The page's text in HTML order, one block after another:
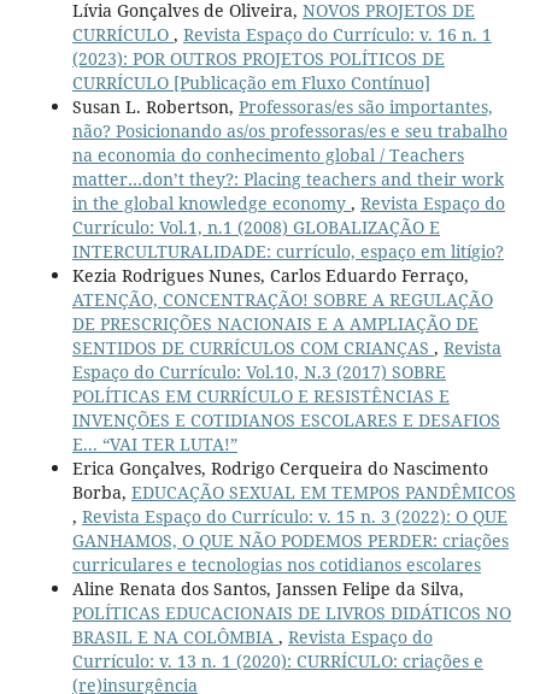
Lívia Gonçalves de Oliveira, NOVOS PROJETOS DE
CURRÍCULO , Revista Espaço do Currículo: v. 16 n. 1
(2023): POR OUTROS PROJETOS POLÍTICOS DE
CURRÍCULO [Publicação em Fluxo Contínuo]
Susan L. Robertson, Professoras/es são importantes,
não? Posicionando as/os professoras/es e seu trabalho
na economia do conhecimento global / Teachers
matter…don’t they?: Placing teachers and their work
in the global knowledge economy , Revista Espaço do
Currículo: Vol.1, n.1 (2008) GLOBALIZAÇÃO E
INTERCULTURALIDADE: currículo, espaço em litígio?
Kezia Rodrigues Nunes, Carlos Eduardo Ferraço,
ATENÇÃO, CONCENTRAÇÃO! SOBRE A REGULAÇÃO
DE PRESCRIÇÕES NACIONAIS E A AMPLIAÇÃO DE
SENTIDOS DE CURRÍCULOS COM CRIANÇAS , Revista
Espaço do Currículo: Vol.10, N.3 (2017) SOBRE
POLÍTICAS EM CURRÍCULO E RESISTÊNCIAS E
INVENÇÕES E COTIDIANOS ESCOLARES E DESAFIOS
E... “VAI TER LUTA!”
Erica Gonçalves, Rodrigo Cerqueira do Nascimento
Borba, EDUCAÇÃO SEXUAL EM TEMPOS PANDÊMICOS
, Revista Espaço do Currículo: v. 15 n. 3 (2022): O QUE
GANHAMOS, O QUE NÃO PODEMOS PERDER: criações
curriculares e tecnologias nos cotidianos escolares
Aline Renata dos Santos, Janssen Felipe da Silva,
POLÍTICAS EDUCACIONAIS DE LIVROS DIDÁTICOS NO
BRASIL E NA COLÔMBIA , Revista Espaço do
Currículo: v. 13 n. 1 (2020): CURRÍCULO: criações e
(re)insurgência